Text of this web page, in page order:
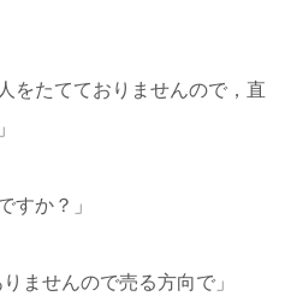
をたてておりませんので，直
すか？」
ませんので売る方向で」